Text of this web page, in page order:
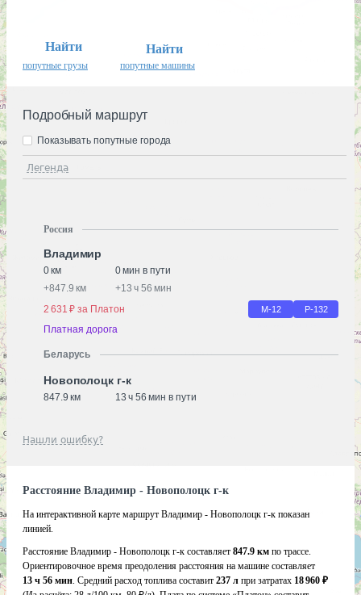
Найти
попутные грузы
Найти
попутные машины
Подробный маршрут
Легенда
Показывать попутные города
Россия
Владимир
0 км
0 мин в пути
+847.9 км +13 ч 56 мин
2 631 ₽ за Платон
М-12 Р-132
Платная дорога
Беларусь
Новополоцк г-к
847.9 км 13 ч 56 мин в пути
Нашли ошибку?
Расстояние Владимир - Новополоцк г-к
На интерактивной карте маршрут Владимир - Новополоцк г-к показан
линией.
Расстояние Владимир - Новополоцк г-к составляет 847.9 км по трассе.
Ориентировочное время преодоления расстояния на машине составляет
13 ч 56 мин. Средний расход топлива составит 237 л при затратах 18 960 ₽